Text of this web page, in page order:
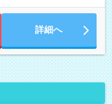
可能なお仕事です！
詳細へ